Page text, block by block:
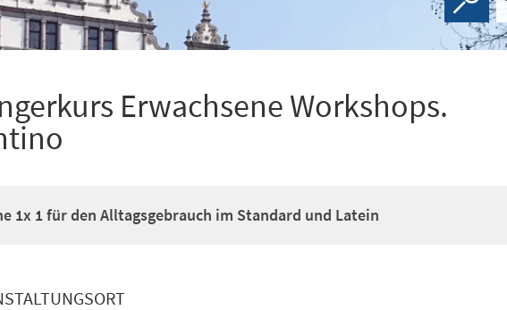
Erwachsene Workshops.
1x 1 für den Alltagsgebrauch im Standard und Latein